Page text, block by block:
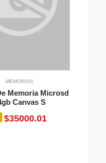
MEMORIAS
Memoria Microsd
Canvas S
$35000.01